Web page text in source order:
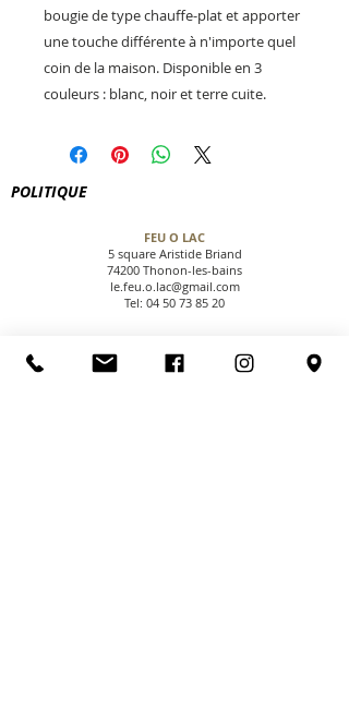
bougie de type chauffe-plat et apporter
une touche différente à n'importe quel
coin de la maison. Disponible en 3
couleurs : blanc, noir et terre cuite.
POLITIQUE
FEU O LAC
5 square Aristide Briand
74200 Thonon-les-bains
le.feu.o.lac@gmail.com
Tel: 04 50 73 85 20
CGV